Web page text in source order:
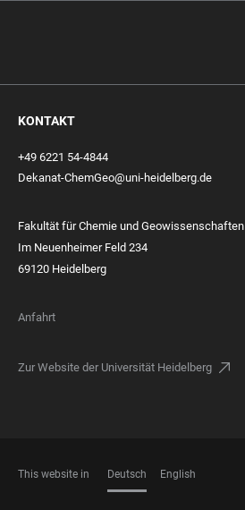
KONTAKT
+49 6221 54-4844
Dekanat-ChemGeo@uni-heidelberg.de
Fakultät für Chemie und Geowissenschaften
Im Neuenheimer Feld 234
69120 Heidelberg
Anfahrt
Zur Website der Universität Heidelberg
This website in Deutsch English